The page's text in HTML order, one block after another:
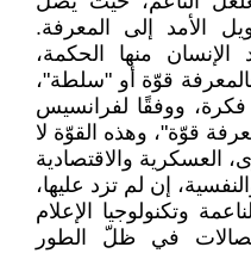
الأمد إلى المعرفة.
منها الحكمة،
قوّة أو "سلطة"،
فكرة، ووفقًا لفرانسيس
قوّة"، وهذه القوّة لا
العسكرية والاقتصادية
إن لم تزد عليها،
وتكنولوجيا الإعلام
في ظلّ الطور